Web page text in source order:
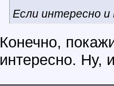
Если интересно и
Конечно,
интересно. Ну,